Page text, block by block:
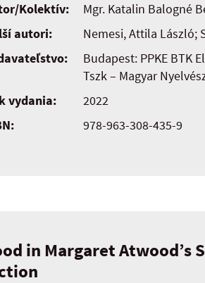
Kolektív:
Mgr. Katalin Balogné
autori:
Nemesi, Attila László;
Budapest: PPKE BTK
Tszk – Magyar
vydania:
2022
978-963-308-435-9
in Margaret Atwood’s